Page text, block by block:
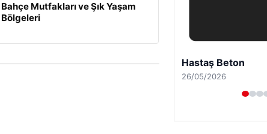
Bahçe Mutfakları ve Şık Yaşam
Bölgeleri
Prenses Night Club
29/04/2026